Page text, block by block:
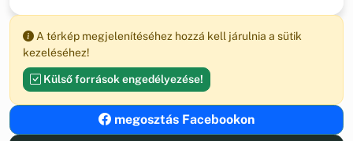
A térkép megjelenítéséhez hozzá kell járulnia a sütik
kezeléséhez!
Külső források engedélyezése!
megosztás Facebookon